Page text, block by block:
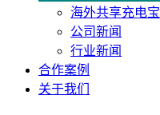
海外共享充电宝
公司新闻
行业新闻
合作案例
关于我们